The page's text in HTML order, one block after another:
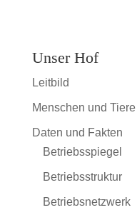
Unser Hof
Leitbild
Menschen und Tiere
Daten und Fakten
Betriebsspiegel
Betriebsstruktur
Betriebsnetzwerk